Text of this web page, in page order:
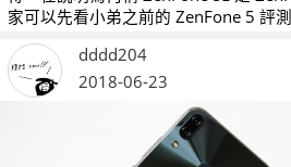
家可以先看小弟之前的 ZenFone 5 評
dddd204
2018-06-23